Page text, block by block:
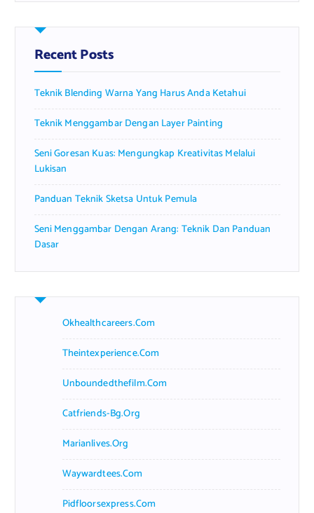
h
f
o
:
Recent Posts
Teknik Blending Warna Yang Harus Anda Ketahui
Teknik Menggambar Dengan Layer Painting
Seni Goresan Kuas: Mengungkap Kreativitas Melalui
Lukisan
Panduan Teknik Sketsa Untuk Pemula
Seni Menggambar Dengan Arang: Teknik Dan Panduan
Dasar
Okhealthcareers.com
Theintexperience.com
Unboundedthefilm.com
Catfriends-Bg.org
Marianlives.org
Waywardtees.com
Pidfloorsexpress.com